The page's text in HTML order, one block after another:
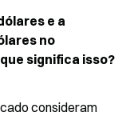
e a
no
significa isso?
consideram